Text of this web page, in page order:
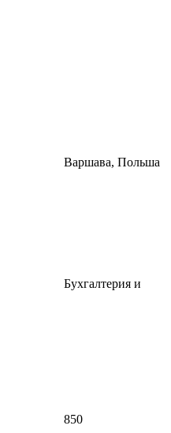
Варшава, Польша
Бухгалтерия и
850